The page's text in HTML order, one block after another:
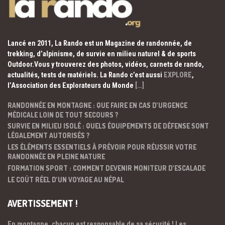
Lancé en 2011, La Rando est un Magazine de randonnée, de
trekking, d’alpinisme, de survie en milieu naturel & de sports
Outdoor.Vous y trouverez des photos, vidéos, carnets de rando,
actualités, tests de matériels. La Rando c’est aussi EXPLORE,
l’Association des Explorateurs du Monde […]
RANDONNÉE EN MONTAGNE : QUE FAIRE EN CAS D’URGENCE
MÉDICALE LOIN DE TOUT SECOURS ?
SURVIE EN MILIEU ISOLÉ : QUELS ÉQUIPEMENTS DE DÉFENSE SONT
LÉGALEMENT AUTORISÉS ?
LES ÉLÉMENTS ESSENTIELS À PRÉVOIR POUR RÉUSSIR VOTRE
RANDONNÉE EN PLEINE NATURE
FORMATION SPORT : COMMENT DEVENIR MONITEUR D’ESCALADE
LE COÛT RÉEL D’UN VOYAGE AU NÉPAL
AVERTISSEMENT !